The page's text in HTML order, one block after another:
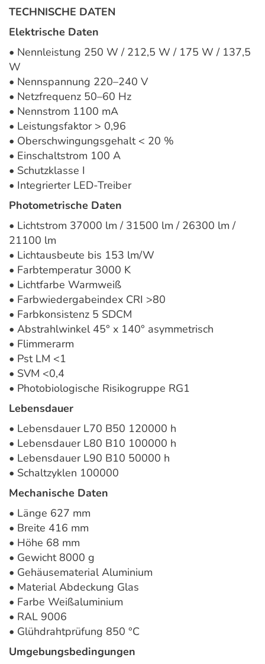
TECHNISCHE DATEN
Elektrische Daten
• Nennleistung 250 W / 212,5 W / 175 W / 137,5
W
• Nennspannung 220–240 V
• Netzfrequenz 50–60 Hz
• Nennstrom 1100 mA
• Leistungsfaktor > 0,96
• Oberschwingungsgehalt < 20 %
• Einschaltstrom 100 A
• Schutzklasse I
• Integrierter LED-Treiber
Photometrische Daten
• Lichtstrom 37000 lm / 31500 lm / 26300 lm /
21100 lm
• Lichtausbeute bis 153 lm/W
• Farbtemperatur 3000 K
• Lichtfarbe Warmweiß
• Farbwiedergabeindex CRI >80
• Farbkonsistenz 5 SDCM
• Abstrahlwinkel 45° x 140° asymmetrisch
• Flimmerarm
• Pst LM <1
• SVM <0,4
• Photobiologische Risikogruppe RG1
Lebensdauer
• Lebensdauer L70 B50 120000 h
• Lebensdauer L80 B10 100000 h
• Lebensdauer L90 B10 50000 h
• Schaltzyklen 100000
Mechanische Daten
• Länge 627 mm
• Breite 416 mm
• Höhe 68 mm
• Gewicht 8000 g
• Gehäusematerial Aluminium
• Material Abdeckung Glas
• Farbe Weißaluminium
• RAL 9006
• Glühdrahtprüfung 850 °C
Umgebungsbedingungen